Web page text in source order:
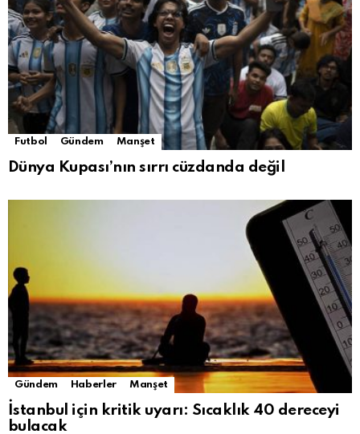
Futbol Gündem Manşet
Dünya Kupası’nın sırrı cüzdanda değil
Gündem Haberler Manşet
İstanbul için kritik uyarı: Sıcaklık 40 dereceyi
bulacak